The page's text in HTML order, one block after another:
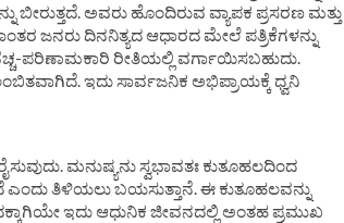
ಅವರು ಹೊಂದಿರುವ ವ್ಯಾಪಕ ಪ್ರಸರಣ ಮತ್ತು
ಜನರು ದಿನನಿತ್ಯದ ಆಧಾರದ ಮೇಲೆ ಪತ್ರಿಕೆಗಳನ್ನು
ಪರಿಣಾಮಕಾರಿ ರೀತಿಯಲ್ಲಿ ವರ್ಗಾಯಿಸಬಹುದು.
ಇದು ಸಾರ್ವಜನಿಕ ಅಭಿಪ್ರಾಯಕ್ಕೆ ಧ್ವನಿ
ಮನುಷ್ಯನು ಸ್ವಭಾವತಃ ಕುತೂಹಲದಿಂದ
ಎಂದು ತಿಳಿಯಲು ಬಯಸುತ್ತಾನೆ. ಈ ಕುತೂಹಲವನ್ನು
ಇದು ಆಧುನಿಕ ಜೀವನದಲ್ಲಿ ಅಂತಹ ಪ್ರಮುಖ